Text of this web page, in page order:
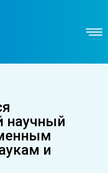
научный
и